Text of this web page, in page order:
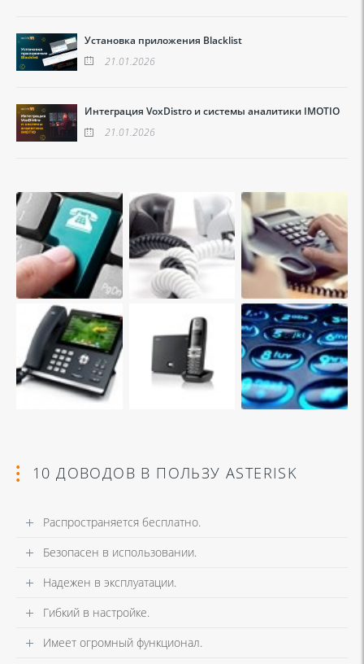
Установка приложения Blacklist
21.01.2026
Интеграция VoxDistro и системы аналитики IMOTIO
21.01.2026
10 ДОВОДОВ В ПОЛЬЗУ ASTERISK
Распространяется бесплатно.
Безопасен в использовании.
Надежен в эксплуатации.
Гибкий в настройке.
Имеет огромный функционал.